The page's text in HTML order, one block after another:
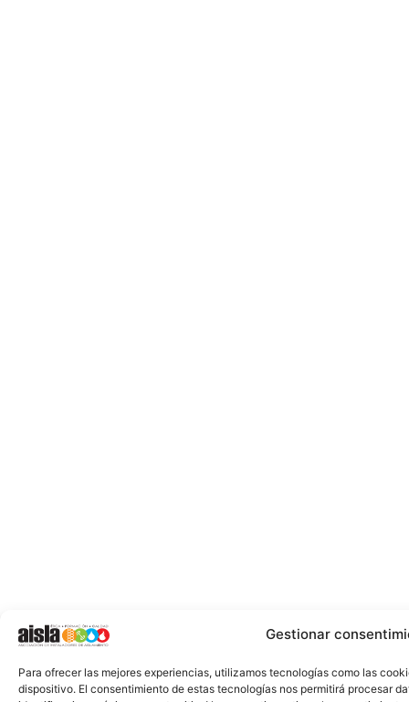
Gestionar
Para ofrecer las mejores experiencias, utilizamos tecnologías como las
dispositivo. El consentimiento de estas tecnologías nos permitirá procesar